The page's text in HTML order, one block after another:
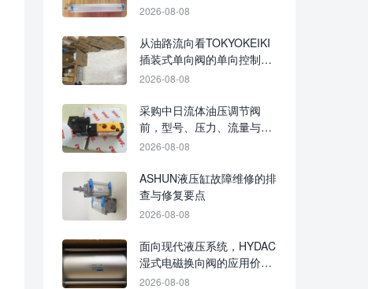
2026-08-08
从油路流向看TOKYOKEIKI
插装式单向阀的单向控制逻
辑
2026-08-08
采购中日流体油压调节阀
前，型号、压力、流量与油
路功能应逐项确认
2026-08-08
ASHUN液压缸故障维修的排
查与修复要点
2026-08-08
面向现代液压系统，HYDAC
湿式电磁换向阀的应用价值
在哪里
2026-08-08